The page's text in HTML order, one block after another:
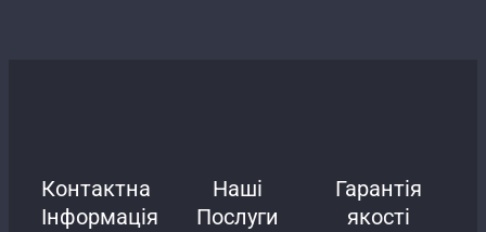
Контактна
Інформація
Наші
Послуги
Гарантія
якості